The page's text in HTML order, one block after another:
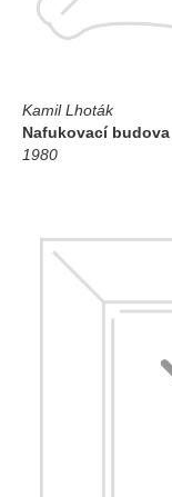
Kamil Lhoták
Nafukovací budova
1980